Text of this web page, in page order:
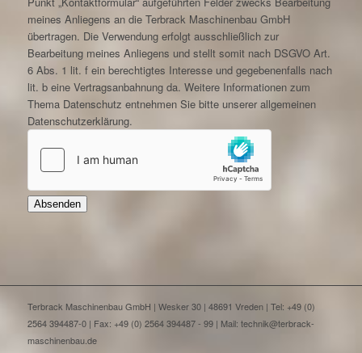
meines Anliegens an die Terbrack Maschinenbau GmbH
übertragen. Die Verwendung erfolgt ausschließlich zur
Bearbeitung meines Anliegens und stellt somit nach DSGVO Art.
6 Abs. 1 lit. f ein berechtigtes Interesse und gegebenenfalls nach
lit. b eine Vertragsanbahnung da. Weitere Informationen zum
Thema Datenschutz entnehmen Sie bitte unserer allgemeinen
Datenschutzerklärung.
Absenden
Terbrack Maschinenbau GmbH | Wesker 30 | 48691 Vreden | Tel: +49 (0)
2564 394487-0 | Fax: +49 (0) 2564 394487 - 99 | Mail: technik@terbrack-
maschinenbau.de